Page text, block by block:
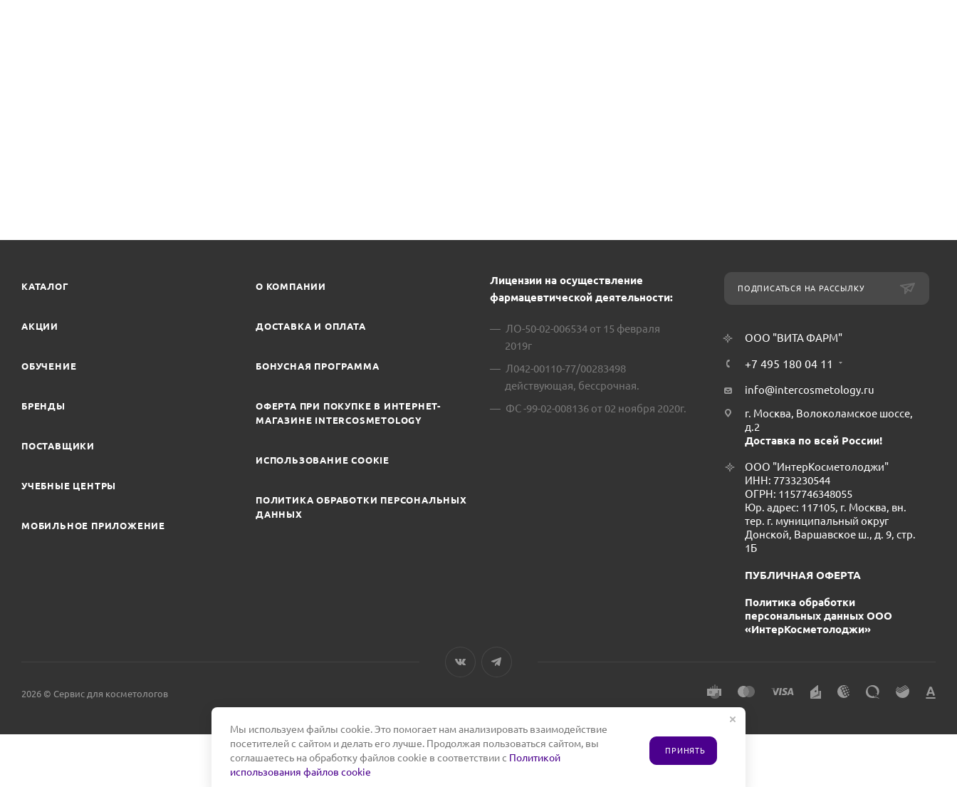
КАТАЛОГ
АКЦИИ
ОБУЧЕНИЕ
БРЕНДЫ
ПОСТАВЩИКИ
УЧЕБНЫЕ ЦЕНТРЫ
МОБИЛЬНОЕ ПРИЛОЖЕНИЕ
О КОМПАНИИ
ДОСТАВКА И ОПЛАТА
БОНУСНАЯ ПРОГРАММА
ОФЕРТА ПРИ ПОКУПКЕ В ИНТЕРНЕТ-
МАГАЗИНЕ INTERCOSMETOLOGY
ИСПОЛЬЗОВАНИЕ COOKIE
ПОЛИТИКА ОБРАБОТКИ ПЕРСОНАЛЬНЫХ
ДАННЫХ
Лицензии на осуществление
фармацевтической деятельности:
ЛО-50-02-006534 от 15 февраля
2019г
Л042-00110-77/00283498
действующая, бессрочная.
ФС -99-02-008136 от 02 ноября 2020г.
ПОДПИСАТЬСЯ НА РАССЫЛКУ
ООО "ВИТА ФАРМ"
+7 495 180 04 11
info@intercosmetology.ru
г. Москва, Волоколамское шоссе,
д.2
Доставка по всей России!
ООО "ИнтерКосметолоджи"
ИНН: 7733230544
ОГРН: 1157746348055
Юр. адрес: 117105, г. Москва, вн.
тер. г. муниципальный округ
Донской, Варшавское ш., д. 9, стр.
1Б
ПУБЛИЧНАЯ ОФЕРТА
Политика обработки
персональных данных ООО
«ИнтерКосметолоджи»
2026 © Сервис для косметологов
Мы используем файлы cookie. Это помогает нам анализировать взаимодействие
посетителей с сайтом и делать его лучше. Продолжая пользоваться сайтом, вы
соглашаетесь на обработку файлов cookie в соответствии с Политикой
использования файлов cookie
ПРИНЯТЬ